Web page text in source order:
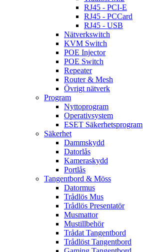
RJ45 - PCI-E
RJ45 - PCCard
RJ45 - USB
Nätverkswitch
KVM Switch
POE Injector
POE Switch
Repeater
Router & Mesh
Övrigt nätverk
Program
Nyttoprogram
Operativsystem
ESET Säkerhetsprogram
Säkerhet
Dammskydd
Datorlås
Kameraskydd
Portlås
Tangentbord & Möss
Datormus
Trådlös Mus
Trådlös Presentatör
Musmattor
Mustillbehör
Trådat Tangentbord
Trådlöst Tangentbord